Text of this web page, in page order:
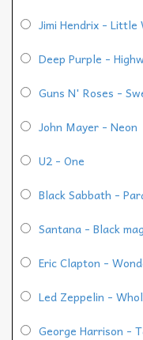
Jimi Hendrix - Little
Deep Purple -
Guns N' Roses -
John Mayer - Neon
U2 - One
Black Sabbath -
Santana - Black
Eric Clapton -
Led Zeppelin -
George Harrison -